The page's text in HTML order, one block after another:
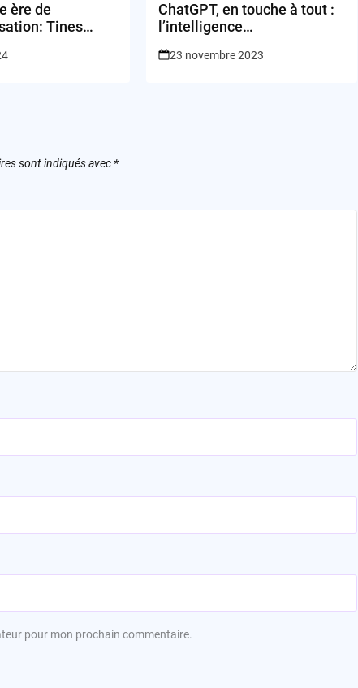
ère de
Tines
ChatGPT, en touche à tout :
l’intelligence
de bouton
23 novembre 2023
sont indiqués avec *
pour mon prochain commentaire.